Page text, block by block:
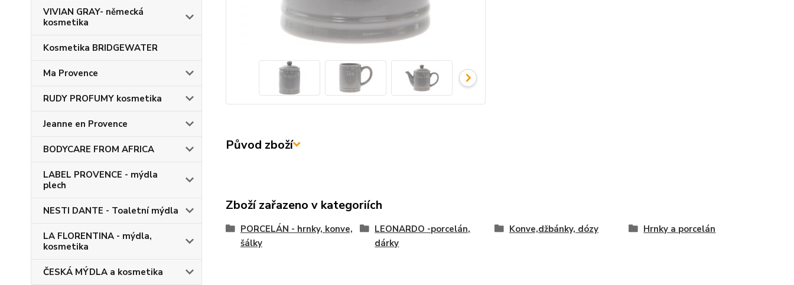
VIVIAN GRAY- německá
kosmetika
Kosmetika BRIDGEWATER
Ma Provence
RUDY PROFUMY kosmetika
Jeanne en Provence
BODYCARE FROM AFRICA
LABEL PROVENCE - mýdla
plech
NESTI DANTE - Toaletní mýdla
LA FLORENTINA - mýdla,
kosmetika
ČESKÁ MÝDLA a kosmetika
Původ zboží
Zboží zařazeno v kategoriích
PORCELÁN - hrnky, konve,
šálky
LEONARDO -porcelán,
dárky
Konve,džbánky, dózy Hrnky a porcelán